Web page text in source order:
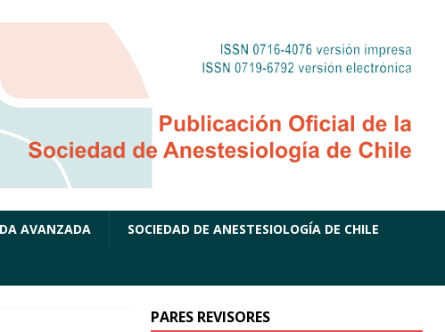
AVANZADA SOCIEDAD DE ANESTESIOLOGÍA DE CHILE
PARES REVISORES